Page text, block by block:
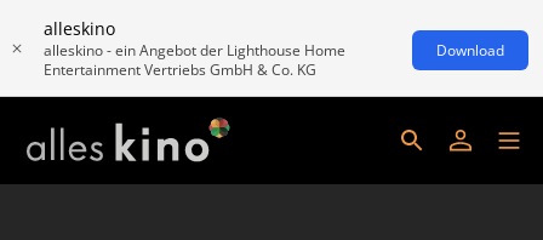
alleskino
alleskino - ein Angebot der Lighthouse Home
Entertainment Vertriebs GmbH & Co. KG
Download